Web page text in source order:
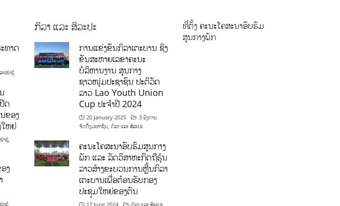
ທາດ
ະໜ້າຮູ້
ດ
ຂອງ
ຫຍ່
າຮູ້,
ງ
າຮູ້
ກິລາ ແລະ ສິລະປະ
ການແຂ່ງຂັນກິລາເຕະບານ ຊິງ
ຂັນສະຫາຍເລຂາຄະນະ
ບໍລິຫານງານ ສູນກາງ
ຊາວໜຸ່ມປະຊາຊົນ ປະຕິວັດ
ລາວ Lao Youth Union
Cup ປະຈຳປີ 2024
20 January 2025
3 ອົງການ
ຈັດຕັ້ງມະຫາຊົນ, ກິລາ ແລະ ສິລະປະ
ຄະນະໂຄສະນາອົບຮົມສູນກາງ
ພັກ ແລະ ລັດວິສາຫະກິດຖືຮຸ້ນ
ລາວສ້າງຂະບວນການຫຼີ້ນກິລາ
ເຕະບານເພື່ອຕ້ອນຮັບກອງ
ປະຊຸມໃຫຍ່ຂອງຕົນ
17 June 2024 ກິລາ ແລະ ສິລະປະ
ທີ່ຕັ້ງ ຄະນະໂຄສະນາອົບຮົມ
ສູນກາງພັກ